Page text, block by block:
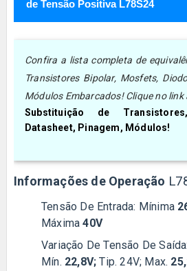
de Tensão Positiva L78S24
Confira a lista completa de
Transistores Bipolar, Mosfets,
Módulos Embarcados! Clique no link
Substituição de
Datasheet, Pinagem, Módulos!
Informações de Operação
Tensão De Entrada: Mínima
Máxima40V
Variação De Tensão De Saída:
Mín. 22,8V; Tip. 24V; Max.